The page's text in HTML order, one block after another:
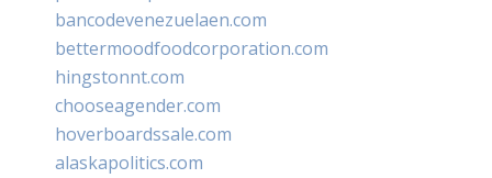
bancodevenezuelaen.com
bettermoodfoodcorporation.com
hingstonnt.com
chooseagender.com
hoverboardssale.com
alaskapolitics.com